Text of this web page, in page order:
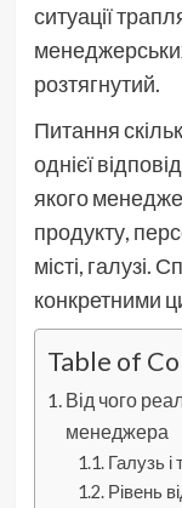
ситуації
розтягнутий.
Питання
однієї
якого
продукту,
місті, галузі.
конкретними
Table of
Від чого
менеджера
Галузь і
Рівень